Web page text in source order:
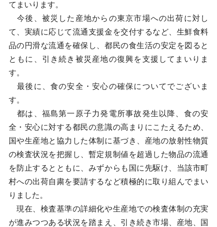
てまいります。
今後、被災した産地からの東京市場への出荷に対し
て、実績に応じて流通支援金を交付するなど、生鮮食料
品の円滑な流通を確保し、都民の食生活の安定を図ると
ともに、引き続き被災産地の復興を支援してまいりま
す。
最後に、食の安全・安心の確保についてでございま
す。
都は、福島第一原子力発電所事故発生以降、食の安
全・安心に対する都民の意識の高まりにこたえるため、
国や生産地と協力した体制に基づき、産地の放射性物質
の検査状況を把握し、暫定規制値を超過した物品の流通
を防止するとともに、みずからも国に先駆け、当該市町
村への出荷自粛を要請するなど積極的に取り組んでまい
りました。
現在、検査基準の詳細化や生産地での検査体制の充実
が進みつつある状況を踏まえ、引き続き市場、産地、国